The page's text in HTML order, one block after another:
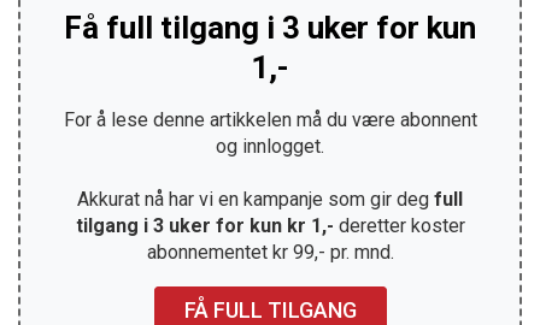
Få full tilgang i 3 uker for kun
1,-
For å lese denne artikkelen må du være abonnent
og innlogget.
Akkurat nå har vi en kampanje som gir deg full
tilgang i 3 uker for kun kr 1,- deretter koster
abonnementet kr 99,- pr. mnd.
FÅ FULL TILGANG